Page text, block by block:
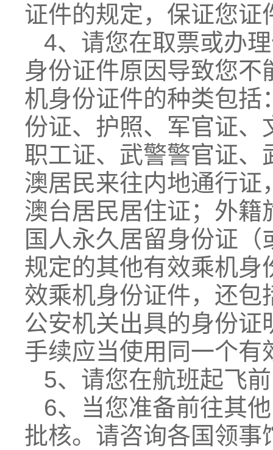
证件的规定，保证您
4、请您在取票或办
身份证件原因导致您
机身份证件的种类包
份证、护照、军官证
职工证、武警警官证
澳居民来往内地通行
澳台居民居住证；外
国人永久居留身份证
规定的其他有效乘机
效乘机身份证件，还
公安机关出具的身份
手续应当使用同一个有
5、请您在航班起飞
6、当您准备前往其
批核。请咨询各国领